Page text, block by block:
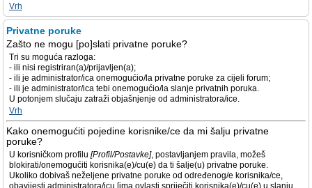
Vrh
Privatne poruke
Zašto ne mogu [po]slati privatne poruke?
Tri su moguća razloga:
- ili nisi registriran(a)/prijavljen(a);
- ili je administrator/ica onemogućio/la privatne poruke za cijeli forum;
- ili je administrator/ica tebi onemogućio/la slanje privatnih poruka.
U potonjem slučaju zatraži objašnjenje od administratora/ice.
Vrh
Kako onemogućiti pojedine korisnike/ce da mi šalju privatne
poruke?
U korisničkom profilu [Profil/Postavke], postavljanjem pravila, možeš
blokirati/onemogućiti korisnika(e)/cu(e) da ti šalje(u) privatne poruke.
Ukoliko dobivaš neželjene privatne poruke od određenog/e korisnika/ce,
obavijesti administratora/icu [ima ovlasti spriječiti korisnika(e)/cu(e) u slanju